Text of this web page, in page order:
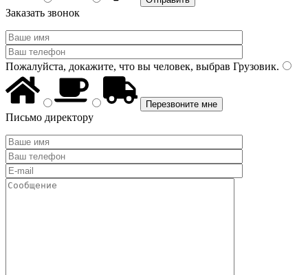
Заказать звонок
Пожалуйста, докажите, что вы человек, выбрав Грузовик.
Письмо директору